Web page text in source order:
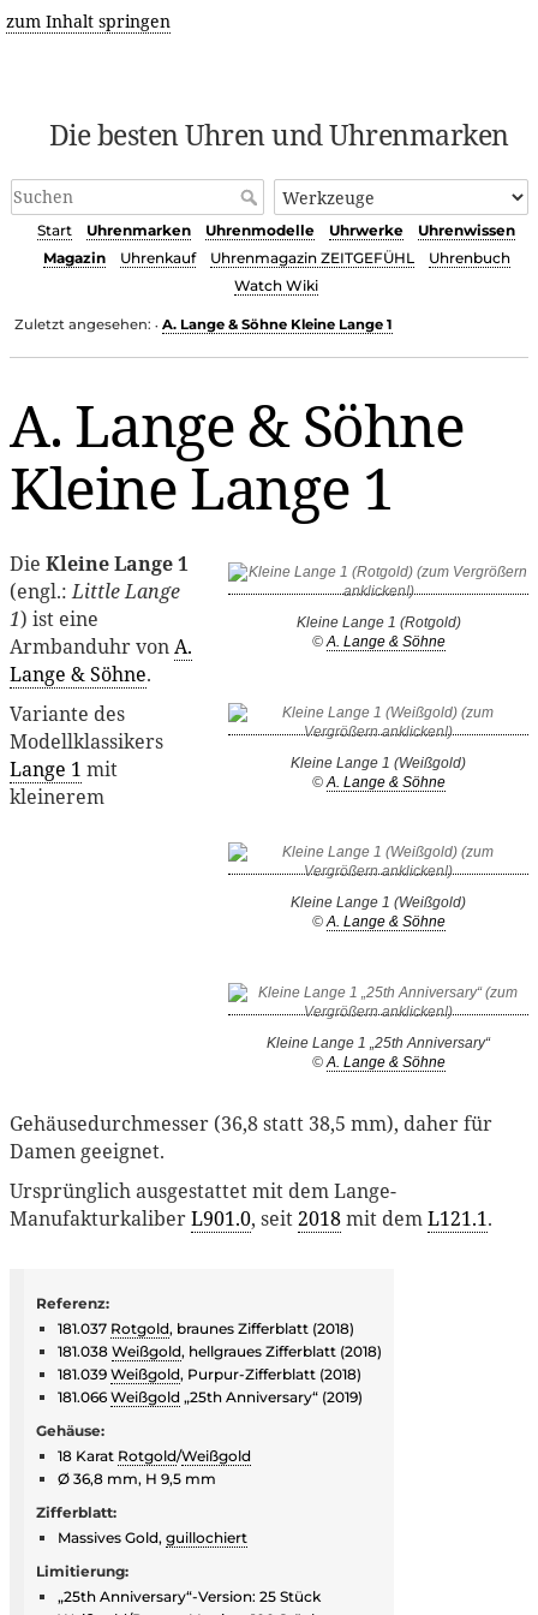
zum Inhalt springen
Die besten Uhren und Uhrenmarken
Start Uhrenmarken Uhrenmodelle Uhrwerke
Uhrenwissen
Magazin
Uhrenkauf Uhrenmagazin ZEITGEFÜHL
Uhrenbuch
Watch Wiki
Zuletzt angesehen: • A. Lange & Söhne Kleine Lange 1
A. Lange & Söhne
Kleine Lange 1
Kleine Lange 1 (Rotgold)
©A. Lange & Söhne
Kleine Lange 1 (Weißgold)
© A. Lange & Söhne
Kleine Lange 1 (Weißgold)
©A. Lange & Söhne
Kleine Lange 1 „25th Anniversary“
© A. Lange & Söhne
Die Kleine Lange 1
(engl.:Little Lange
1) ist eine
Armbanduhr vonA.
Lange & Söhne.
Variante des
Modellklassikers
Lange 1 mit
kleinerem
Gehäusedurchmesser (36,8 statt 38,5 mm), daher für
Damen geeignet.
Ursprünglich ausgestattet mit dem Lange-
ManufakturkaliberL901.0, seit2018mit demL121.1.
Referenz:
181.037 Rotgold, braunes Zifferblatt (2018)
181.038 Weißgold, hellgraues Zifferblatt (2018)
181.039 Weißgold, Purpur-Zifferblatt (2018)
181.066 Weißgold „25th Anniversary“ (2019)
Gehäuse:
18 Karat Rotgold/Weißgold
Ø 36,8 mm, H 9,5 mm
Zifferblatt:
Massives Gold, guillochiert
Limitierung:
„25th Anniversary“-Version: 25 Stück